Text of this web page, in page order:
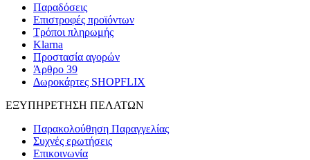
Παραδόσεις
Επιστροφές προϊόντων
Τρόποι πληρωμής
Klarna
Προστασία αγορών
Άρθρο 39
Δωροκάρτες SHOPFLIX
ΕΞΥΠΗΡΕΤΗΣΗ ΠΕΛΑΤΩΝ
Παρακολούθηση Παραγγελίας
Συχνές ερωτήσεις
Επικοινωνία